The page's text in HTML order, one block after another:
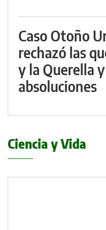
Caso Otoño
rechazó las
y la Querella
absoluciones
Ciencia y Vida